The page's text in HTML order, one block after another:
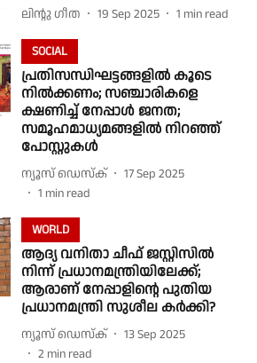
ലിൻ്റു ഗീത 19 Sep 2025 1 min read
SOCIAL
പ്രതിസന്ധിഘട്ടങ്ങളിൽ കൂടെ
നിൽക്കണം; സഞ്ചാരികളെ
ക്ഷണിച്ച് നേപ്പാൾ ജനത;
സമൂഹമാധ്യമങ്ങളിൽ നിറഞ്ഞ്
പോസ്റ്റുകൾ
ന്യൂസ് ഡെസ്ക്
17 Sep 2025
1 min read
WORLD
ആദ്യ വനിതാ ചീഫ് ജസ്റ്റിസിൽ
നിന്ന് പ്രധാനമന്ത്രിയിലേക്ക്;
ആരാണ് നേപ്പാളിൻ്റെ പുതിയ
പ്രധാനമന്ത്രി സുശീല കര്‍ക്കി?
ന്യൂസ് ഡെസ്ക്
13 Sep 2025
2 min read